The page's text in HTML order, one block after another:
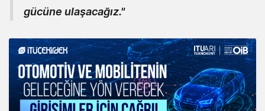
gücüne ulaşacağız."